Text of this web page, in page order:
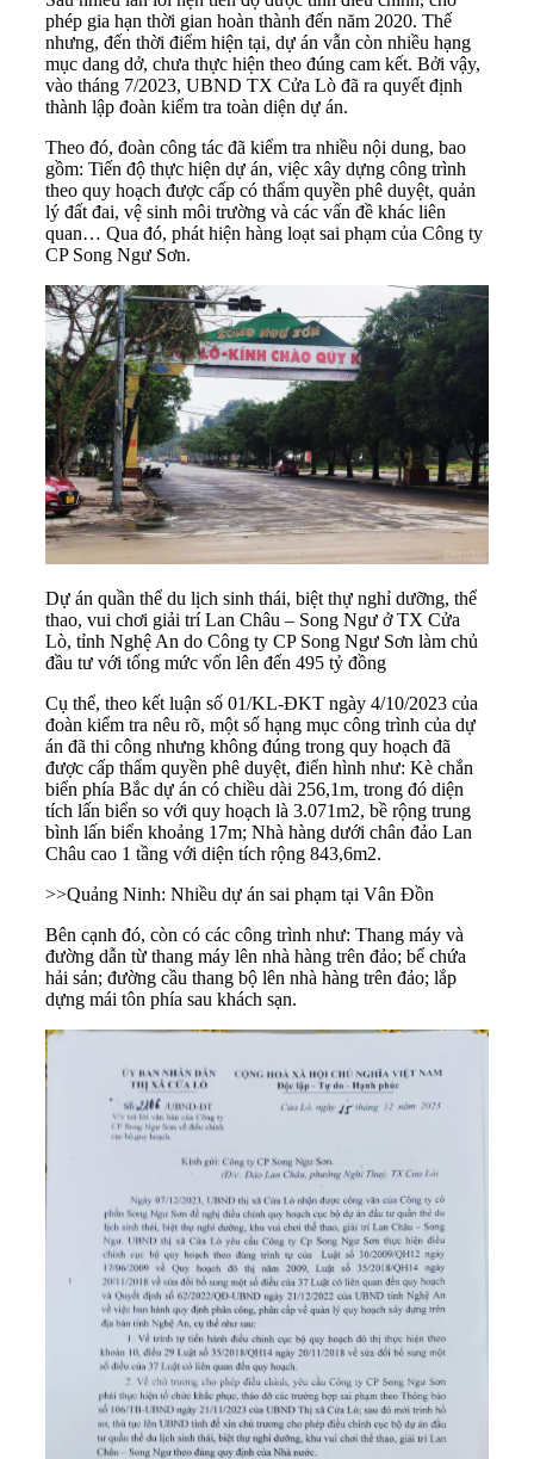
phép gia hạn thời gian hoàn thành đến năm 2020. Thế
nhưng, đến thời điểm hiện tại, dự án vẫn còn nhiều hạng
mục dang dở, chưa thực hiện theo đúng cam kết. Bởi vậy,
vào tháng 7/2023, UBND TX Cửa Lò đã ra quyết định
thành lập đoàn kiểm tra toàn diện dự án.
Theo đó, đoàn công tác đã kiểm tra nhiều nội dung, bao
gồm: Tiến độ thực hiện dự án, việc xây dựng công trình
theo quy hoạch được cấp có thẩm quyền phê duyệt, quản
lý đất đai, vệ sinh môi trường và các vấn đề khác liên
quan… Qua đó, phát hiện hàng loạt sai phạm của Công ty
CP Song Ngư Sơn.
Dự án quần thể du lịch sinh thái, biệt thự nghỉ dưỡng, thể
thao, vui chơi giải trí Lan Châu – Song Ngư ở TX Cửa
Lò, tỉnh Nghệ An do Công ty CP Song Ngư Sơn làm chủ
đầu tư với tổng mức vốn lên đến 495 tỷ đồng
Cụ thể, theo kết luận số 01/KL-ĐKT ngày 4/10/2023 của
đoàn kiểm tra nêu rõ, một số hạng mục công trình của dự
án đã thi công nhưng không đúng trong quy hoạch đã
được cấp thẩm quyền phê duyệt, điển hình như: Kè chắn
biển phía Bắc dự án có chiều dài 256,1m, trong đó diện
tích lấn biển so với quy hoạch là 3.071m2, bề rộng trung
bình lấn biển khoảng 17m; Nhà hàng dưới chân đảo Lan
Châu cao 1 tầng với diện tích rộng 843,6m2.
>>Quảng Ninh: Nhiều dự án sai phạm tại Vân Đồn
Bên cạnh đó, còn có các công trình như: Thang máy và
đường dẫn từ thang máy lên nhà hàng trên đảo; bể chứa
hải sản; đường cầu thang bộ lên nhà hàng trên đảo; lắp
dựng mái tôn phía sau khách sạn.